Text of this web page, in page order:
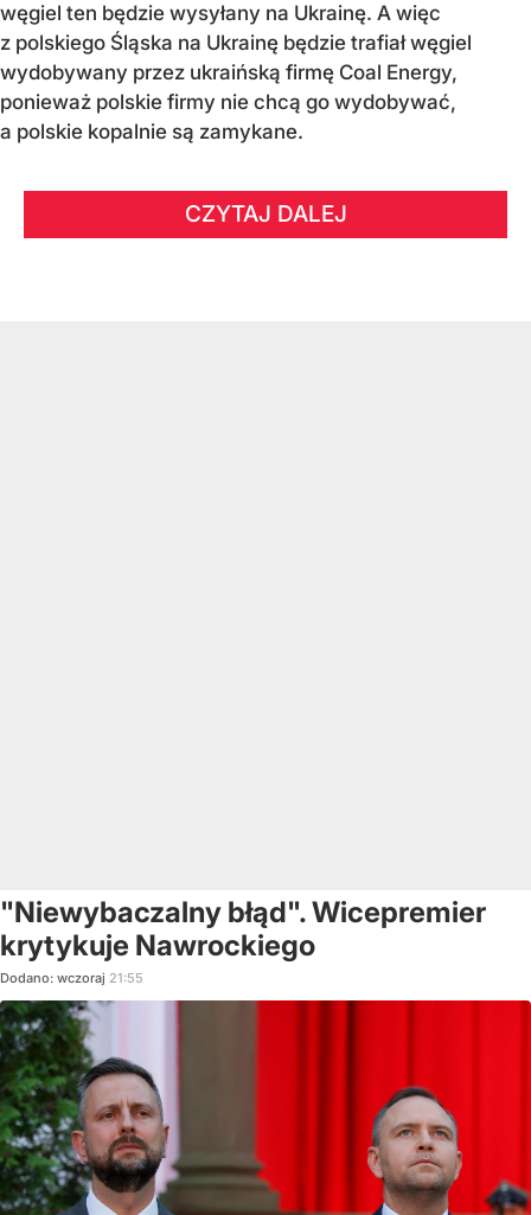
węgiel ten będzie wysyłany na Ukrainę. A więc
z polskiego Śląska na Ukrainę będzie trafiał węgiel
wydobywany przez ukraińską firmę Coal Energy,
ponieważ polskie firmy nie chcą go wydobywać,
a polskie kopalnie są zamykane.
CZYTAJ DALEJ
"Niewybaczalny błąd". Wicepremier
krytykuje Nawrockiego
Dodano: wczoraj 21:55